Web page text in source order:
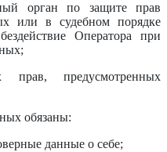
орган по защите прав
или в судебном порядке
Оператора при
предусмотренных
обязаны:
данные о себе;